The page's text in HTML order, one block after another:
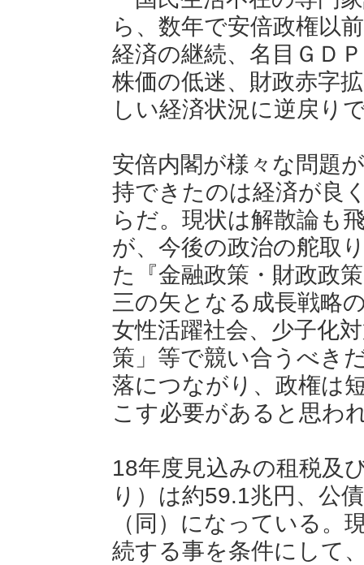
ら、数年で安倍政権以
経済の継続、名目ＧＤ
株価の低迷、財政赤字
しい経済状況に逆戻り
安倍内閣が様々な問題
持できたのは経済が良
らだ。現状は解散論も
が、今後の政治の舵取
た『金融政策・財政政
三の矢となる成長戦略
女性活躍社会、少子化
策」等で競い合うべき
落につながり、政権は
こす必要があると思わ
18年度見込みの租税及
り）は約59.1兆円、公
（同）になっている。
続する事を条件にして